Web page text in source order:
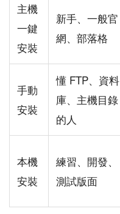
主機
一鍵
安裝
新手、一般官
網、部落格
手動
安裝
懂 FTP、資料
庫、主機目錄
的人
本機
安裝
練習、開發、
測試版面